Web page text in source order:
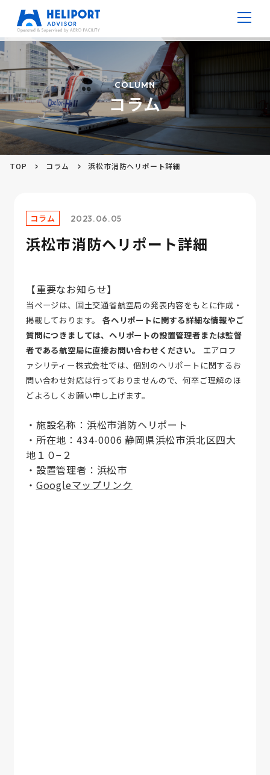
病院ヘリポート
防災ヘリポート
高層ビルヘリポート
V ポート
コラム
お問い合わせ
COLUMN
コラム
TOP コラム 浜松市消防ヘリポート詳細
コラム 2023.06.05
浜松市消防ヘリポート詳細
【重要なお知らせ】
当ページは、国土交通省航空局の発表内容をもとに作成・
掲載しております。
各ヘリポートに関する詳細な情報やご
質問につきましては、ヘリポートの設置管理者または監督
者である航空局に直接お問い合わせください。
エアロフ
ァシリティー株式会社では、個別のヘリポートに関するお
問い合わせ対応は行っておりませんので、何卒ご理解のほ
どよろしくお願い申し上げます。
・施設名称：浜松市消防ヘリポート
・所在地：434-0006 静岡県浜松市浜北区四大
地１０−２
・設置管理者：浜松市
・ Googleマップリンク